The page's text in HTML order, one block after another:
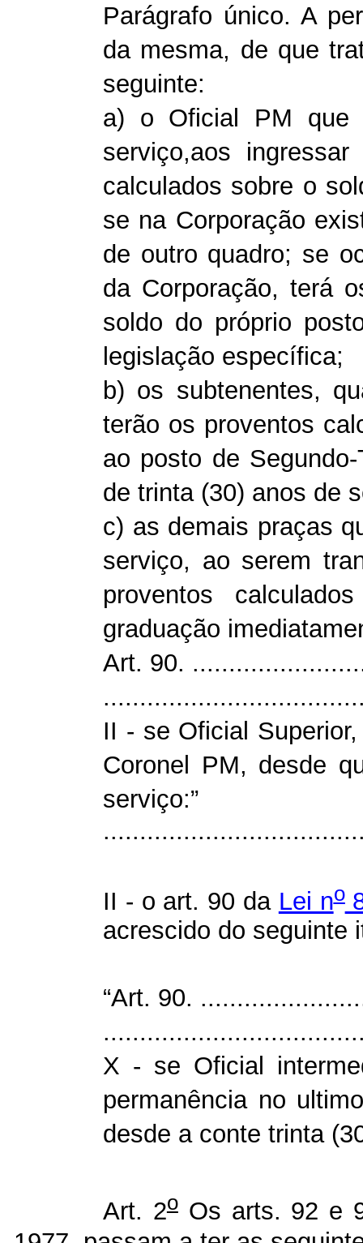
Parágrafo único. A
da mesma, de que
seguinte:
a) o Oficial PM que
serviço,aos
calculados sobre o
se na Corporação
de outro quadro; se
da Corporação, terá
soldo do próprio
legislação específica;
b) os subtenentes,
terão os proventos
ao posto de
de trinta (30) anos de
c) as demais praças
serviço, ao serem
proventos
graduação
Art. 90.
II - se Oficial
Coronel PM, desde
serviço:”
II - o art. 90 da Lei no
acrescido do seguinte
“Art. 90.
X - se Oficial
permanência no
desde a conte trinta
Art. 2oOs arts. 92 e